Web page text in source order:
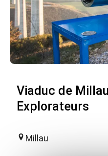
Viaduc de
Explorateurs
Millau